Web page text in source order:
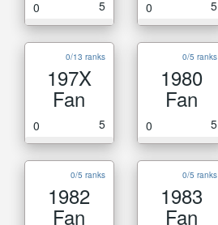
0 5 0 5
0/13 ranks
197X
Fan
0 5
0/5 ranks
1980
Fan
0 5
0/5 ranks
1982
Fan
0/5 ranks
1983
Fan